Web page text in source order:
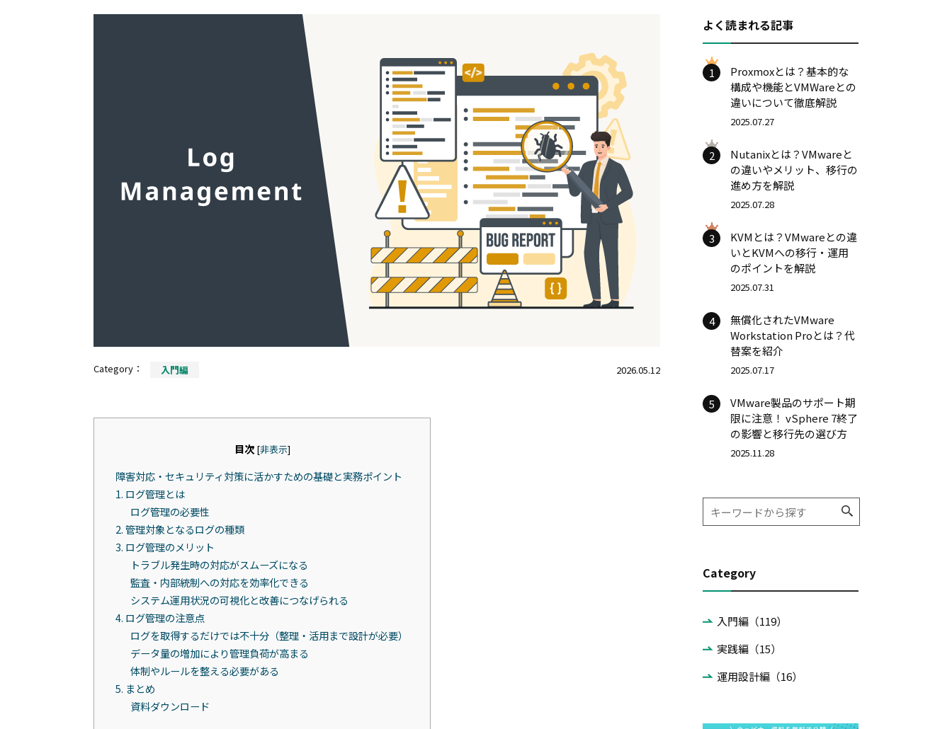
Category： 入門編 2026.05.12
目次 [非表示]
障害対応・セキュリティ対策に活かすための基礎と実務ポイント
1. ログ管理とは
ログ管理の必要性
2. 管理対象となるログの種類
3. ログ管理のメリット
トラブル発生時の対応がスムーズになる
監査・内部統制への対応を効率化できる
システム運用状況の可視化と改善につなげられる
4. ログ管理の注意点
ログを取得するだけでは不十分（整理・活用まで設計が必要）
データ量の増加により管理負荷が高まる
体制やルールを整える必要がある
5. まとめ
資料ダウンロード
よく読まれる記事
1
Proxmoxとは？基本的な
構成や機能とVMWareとの
違いについて徹底解説
2025.07.27
2
Nutanixとは？VMwareと
の違いやメリット、移行の
進め方を解説
2025.07.28
3
KVMとは？VMwareとの違
いとKVMへの移行・運用
のポイントを解説
2025.07.31
4
無償化されたVMware
Workstation Proとは？代
替案を紹介
2025.07.17
5
VMware製品のサポート期
限に注意！ vSphere 7終了
の影響と移行先の選び方
2025.11.28
Category
入門編（119）
実践編（15）
運用設計編（16）